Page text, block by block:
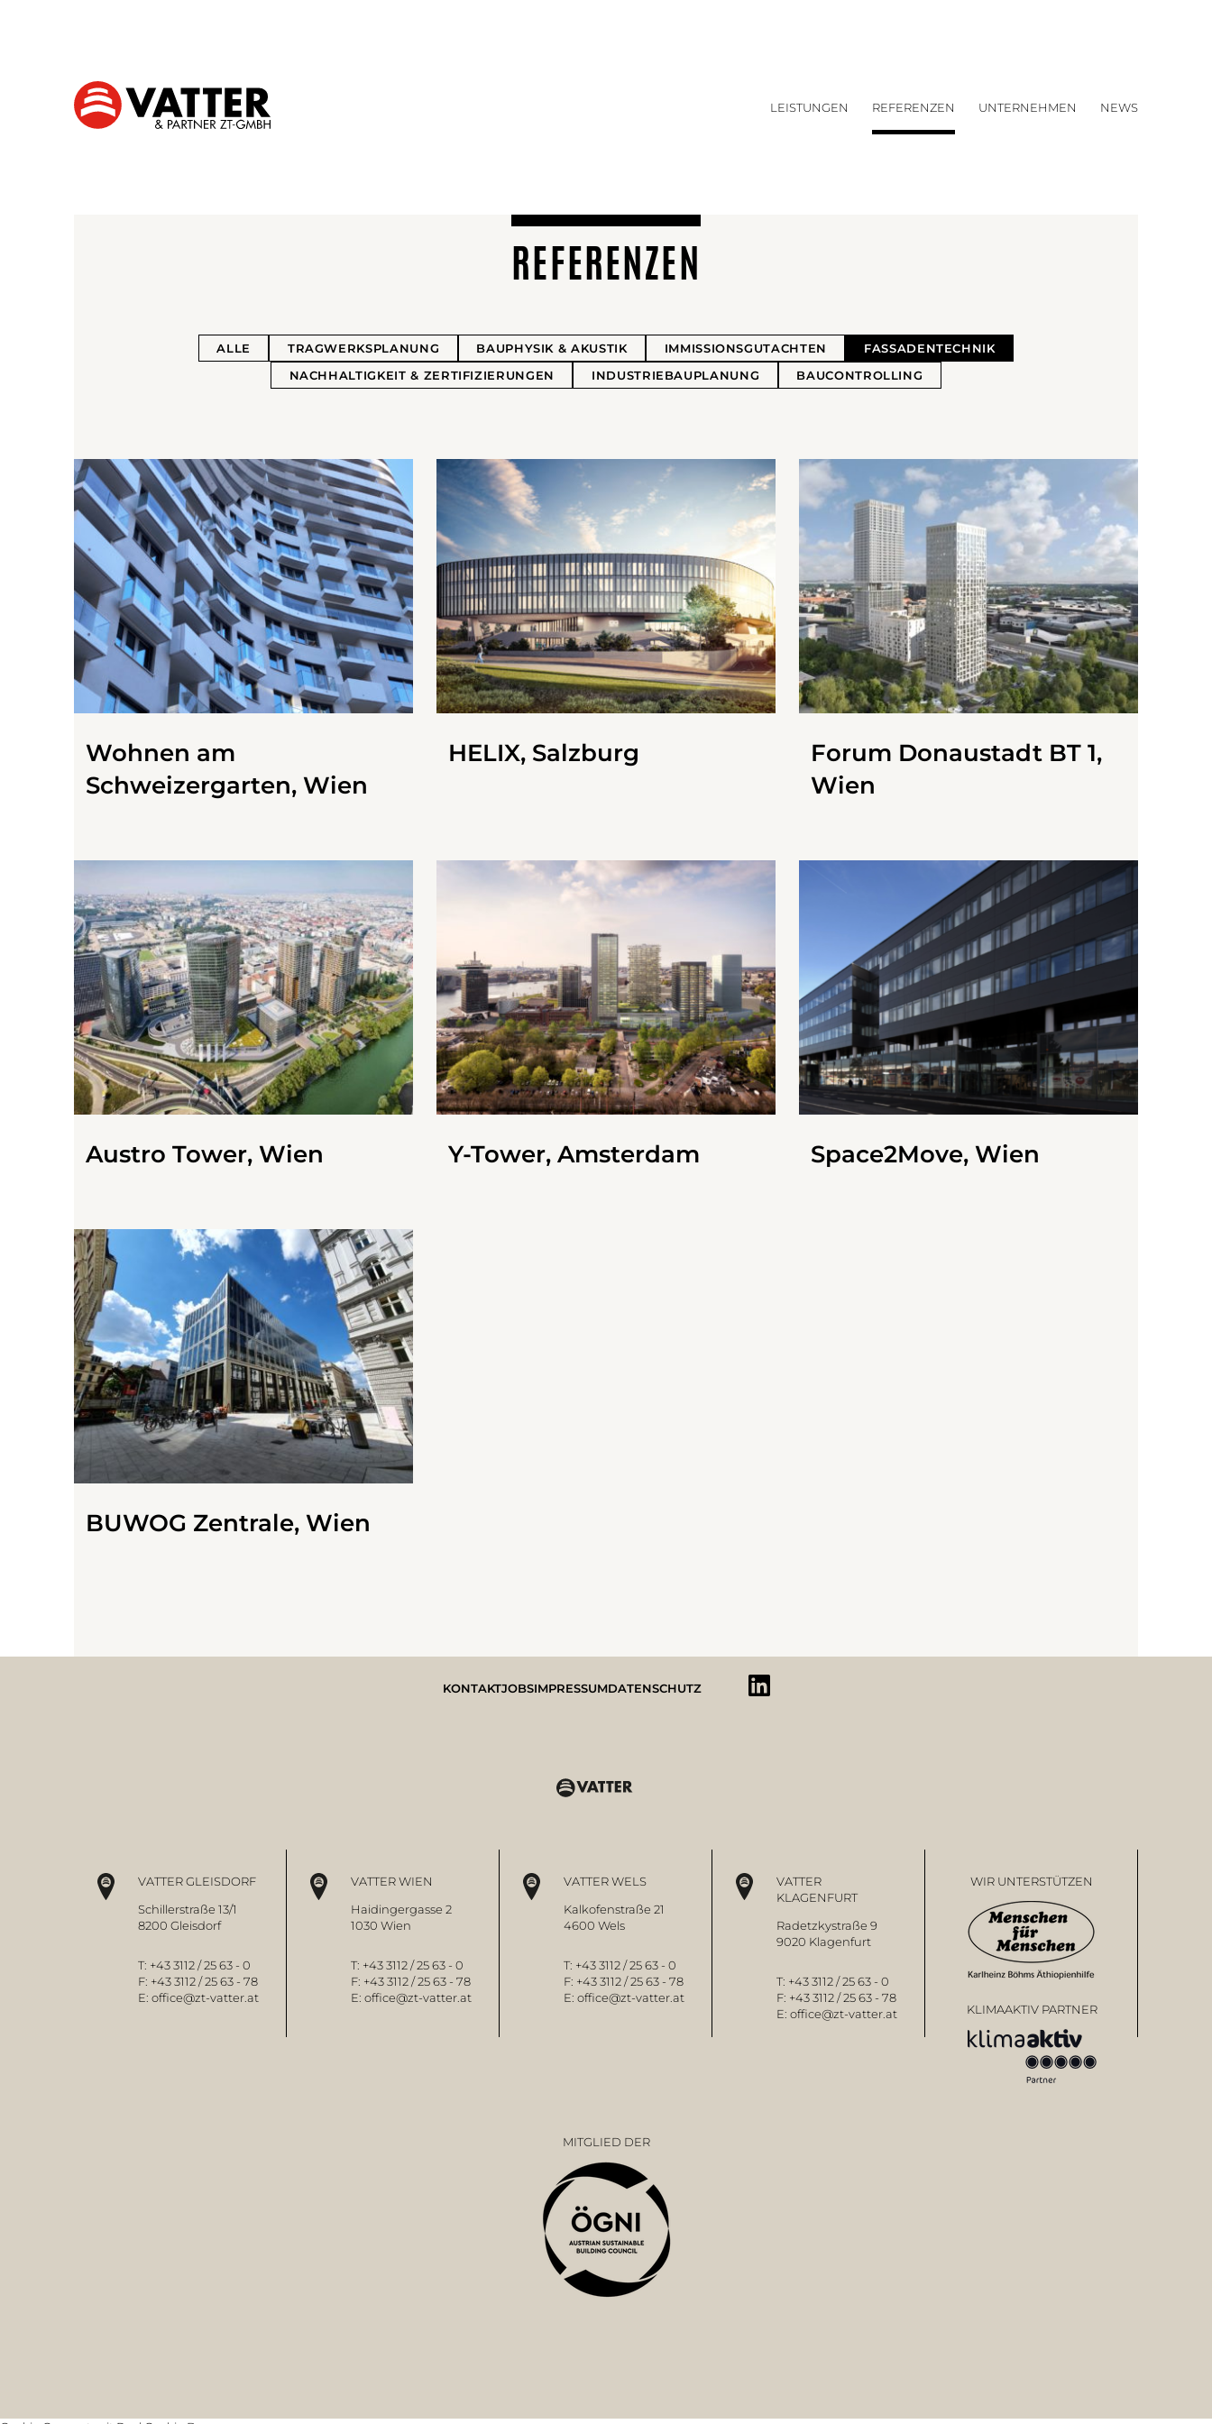
LEISTUNGEN REFERENZEN UNTERNEHMEN NEWS
REFERENZEN
ALLE TRAGWERKSPLANUNG BAUPHYSIK & AKUSTIK IMMISSIONSGUTACHTEN
FASSADENTECHNIK
NACHHALTIGKEIT & ZERTIFIZIERUNGEN
INDUSTRIEBAUPLANUNG BAUCONTROLLING
Wohnen am
Schweizergarten, Wien
HELIX, Salzburg
Forum Donaustadt BT 1,
Wien
Austro Tower, Wien Y-Tower, Amsterdam Space2Move, Wien
BUWOG Zentrale, Wien
KONTAKTJOBSIMPRESSUMDATENSCHUTZ
VATTER GLEISDORF
Schillerstraße 13/1
8200 Gleisdorf
T: +43 3112 / 25 63 - 0
F: +43 3112 / 25 63 - 78
E: office@zt-vatter.at
VATTER WIEN
Haidingergasse 2
1030 Wien
T: +43 3112 / 25 63 - 0
F: +43 3112 / 25 63 - 78
E: office@zt-vatter.at
VATTER WELS
Kalkofenstraße 21
4600 Wels
T: +43 3112 / 25 63 - 0
F: +43 3112 / 25 63 - 78
E: office@zt-vatter.at
VATTER
KLAGENFURT
Radetzkystraße 9
9020 Klagenfurt
T: +43 3112 / 25 63 - 0
F: +43 3112 / 25 63 - 78
E: office@zt-vatter.at
WIR UNTERSTÜTZEN
KLIMAAKTIV PARTNER
MITGLIED DER